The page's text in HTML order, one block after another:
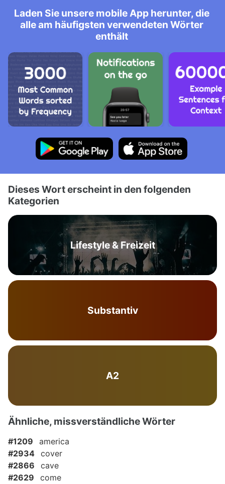
Laden Sie unsere mobile App herunter, die
alle am häufigsten verwendeten Wörter
enthält
Dieses Wort erscheint in den folgenden
Kategorien
Lifestyle & Freizeit
Substantiv
A2
Ähnliche, missverständliche Wörter
#1209
america
#2934 cover
#2866
cave
#2629
come